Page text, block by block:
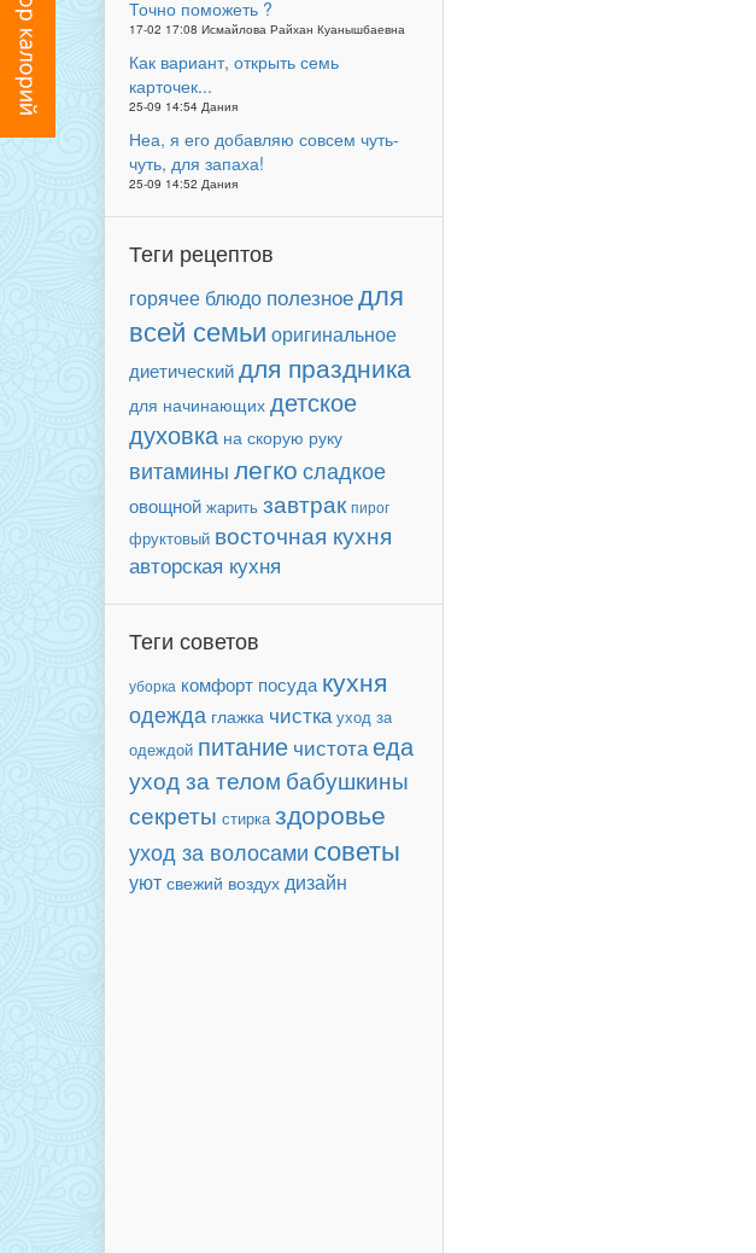
Точно поможеть ?
17-02 17:08 Исмайлова Райхан Куанышбаевна
Как вариант, открыть семь
карточек...
25-09 14:54 Дания
Неа, я его добавляю совсем чуть-
чуть, для запаха!
25-09 14:52 Дания
Теги рецептов
горячее блюдо полезноедля
всей семьи оригинальное
диетическийдля праздника
для начинающих детское
духовка на скорую руку
витамины легкосладкое
овощной жарить завтрак пирог
фруктовый восточная кухня
авторская кухня
Теги советов
уборка комфорт посуда кухня
одежда глажка чистка уход за
одеждой питание чистотаеда
уход за телом бабушкины
секреты стирка здоровье
уход за волосами советы
уют свежий воздух дизайн